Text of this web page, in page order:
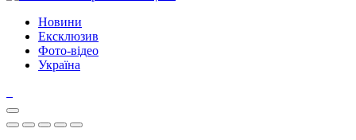
Новини
Ексклюзив
Фото-відео
Україна